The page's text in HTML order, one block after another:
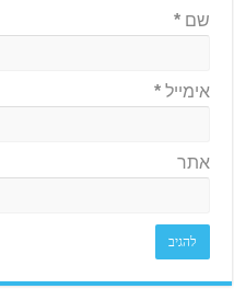
שם*
אימייל*
אתר